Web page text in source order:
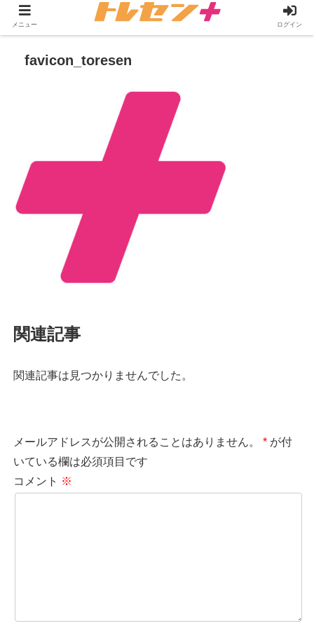
favicon_toresen
関連記事
関連記事は見つかりませんでした。
メールアドレスが公開されることはありません。 * が付
いている欄は必須項目です
コメント ※
メニュー ログイン